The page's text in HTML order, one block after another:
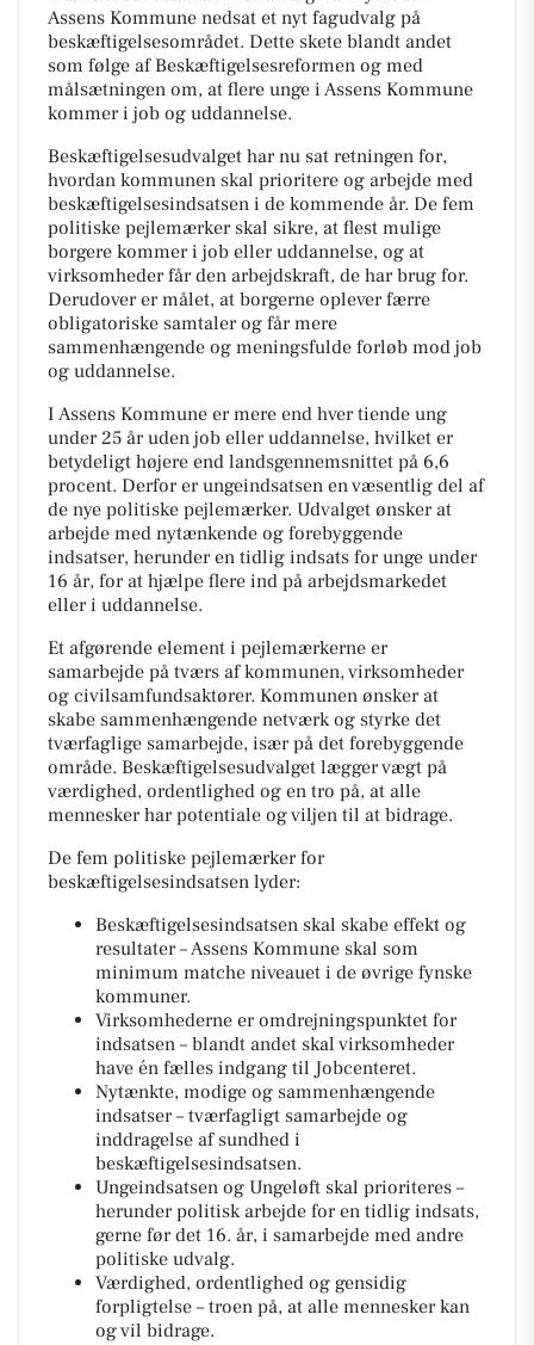
Assens Kommune nedsat et nyt fagudvalg på
beskæftigelsesområdet. Dette skete blandt andet
som følge af Beskæftigelsesreformen og med
målsætningen om, at flere unge i Assens Kommune
kommer i job og uddannelse.
Beskæftigelsesudvalget har nu sat retningen for,
hvordan kommunen skal prioritere og arbejde med
beskæftigelsesindsatsen i de kommende år. De fem
politiske pejlemærker skal sikre, at flest mulige
borgere kommer i job eller uddannelse, og at
virksomheder får den arbejdskraft, de har brug for.
Derudover er målet, at borgerne oplever færre
obligatoriske samtaler og får mere
sammenhængende og meningsfulde forløb mod job
og uddannelse.
I Assens Kommune er mere end hver tiende ung
under 25 år uden job eller uddannelse, hvilket er
betydeligt højere end landsgennemsnittet på 6,6
procent. Derfor er ungeindsatsen en væsentlig del af
de nye politiske pejlemærker. Udvalget ønsker at
arbejde med nytænkende og forebyggende
indsatser, herunder en tidlig indsats for unge under
16 år, for at hjælpe flere ind på arbejdsmarkedet
eller i uddannelse.
Et afgørende element i pejlemærkerne er
samarbejde på tværs af kommunen, virksomheder
og civilsamfundsaktører. Kommunen ønsker at
skabe sammenhængende netværk og styrke det
tværfaglige samarbejde, især på det forebyggende
område. Beskæftigelsesudvalget lægger vægt på
værdighed, ordentlighed og en tro på, at alle
mennesker har potentiale og viljen til at bidrage.
De fem politiske pejlemærker for
beskæftigelsesindsatsen lyder:
Beskæftigelsesindsatsen skal skabe effekt og
resultater – Assens Kommune skal som
minimum matche niveauet i de øvrige fynske
kommuner.
Virksomhederne er omdrejningspunktet for
indsatsen – blandt andet skal virksomheder
have én fælles indgang til Jobcenteret.
Nytænkte, modige og sammenhængende
indsatser – tværfagligt samarbejde og
inddragelse af sundhed i
beskæftigelsesindsatsen.
Ungeindsatsen og Ungeløft skal prioriteres –
herunder politisk arbejde for en tidlig indsats,
gerne før det 16. år, i samarbejde med andre
politiske udvalg.
Værdighed, ordentlighed og gensidig
forpligtelse – troen på, at alle mennesker kan
og vil bidrage.